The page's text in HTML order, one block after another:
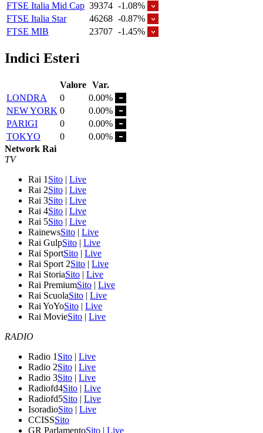
FTSE Italia Mid Cap 39374 -1.08%
FTSE Italia Star
46268 -0.87%
FTSE MIB
23707 -1.45%
Indici Esteri
Valore Var.
LONDRA
0
0.00%
NEW YORK 0
0.00%
PARIGI
0
0.00%
TOKYO
0
0.00%
Network Rai
TV
Rai 1 Sito | Live
Rai 2Sito | Live
Rai 3Sito | Live
Rai 4Sito | Live
Rai 5Sito | Live
RainewsSito | Live
Rai GulpSito | Live
Rai SportSito | Live
Rai Sport 2Sito | Live
Rai StoriaSito | Live
Rai PremiumSito | Live
Rai ScuolaSito | Live
Rai YoYoSito | Live
Rai MovieSito | Live
RADIO
Radio 1 Sito | Live
Radio 2Sito | Live
Radio 3Sito | Live
Radiofd4Sito | Live
Radiofd5Sito | Live
IsoradioSito | Live
CCISSSito
GR ParlamentoSito | Live